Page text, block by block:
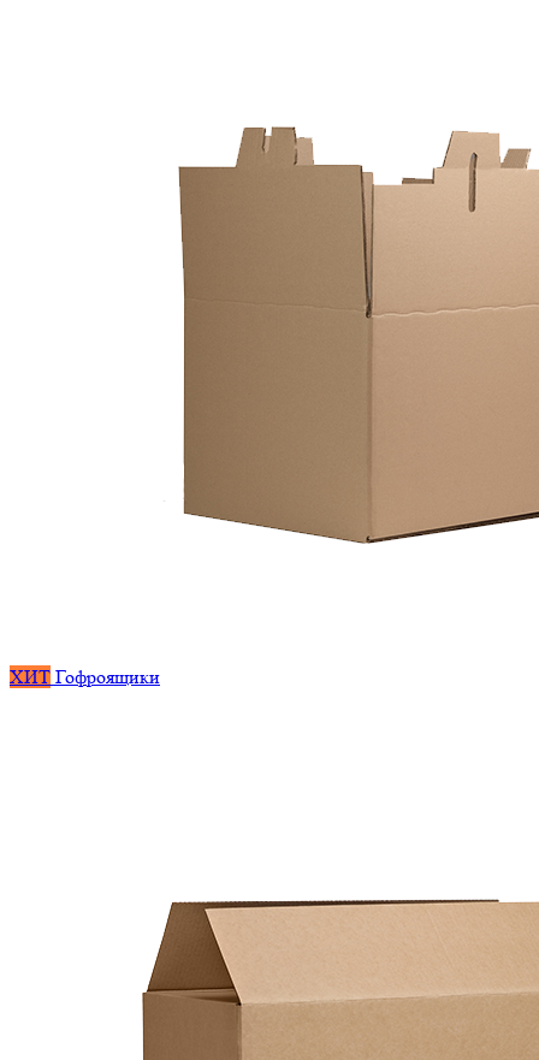
ХИТ Гофроящики